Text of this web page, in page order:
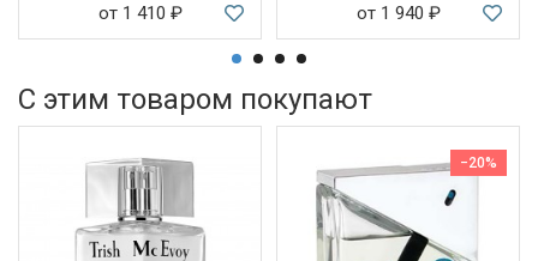
от 1 410 ₽ от 1 940 ₽
С этим товаром покупают
−20%